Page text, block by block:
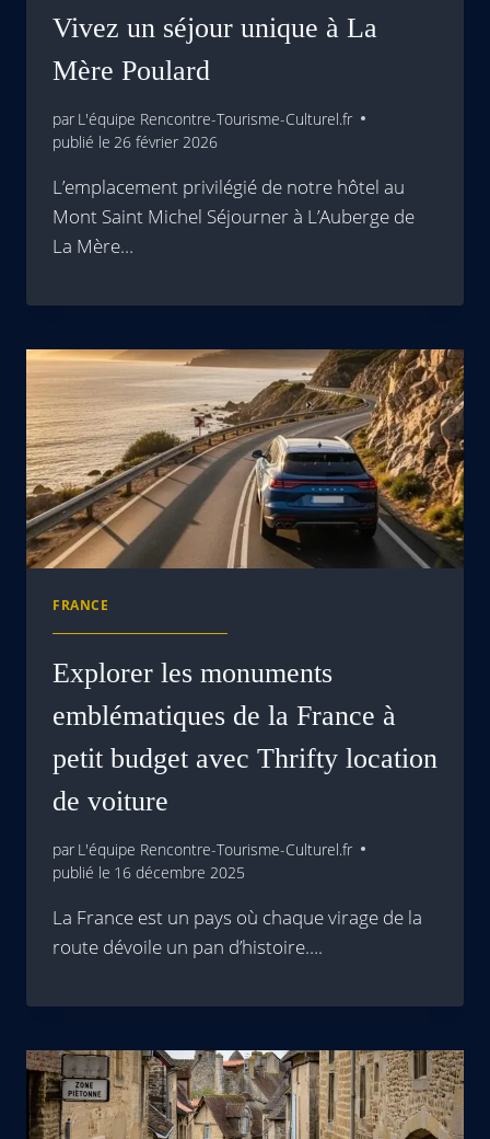
Vivez un séjour unique à La
Mère Poulard
par L'équipe Rencontre-Tourisme-Culturel.fr
publié le 26 février 2026
L’emplacement privilégié de notre hôtel au
Mont Saint Michel Séjourner à L’Auberge de
La Mère…
FRANCE
Explorer les monuments
emblématiques de la France à
petit budget avec Thrifty location
de voiture
par L'équipe Rencontre-Tourisme-Culturel.fr
publié le 16 décembre 2025
La France est un pays où chaque virage de la
route dévoile un pan d’histoire….